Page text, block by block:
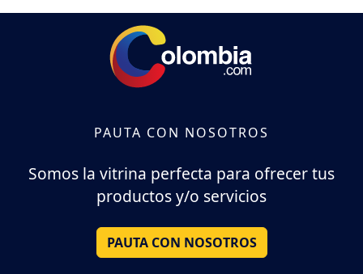
PAUTA CON NOSOTROS
Somos la vitrina perfecta para ofrecer tus
productos y/o servicios
PAUTA CON NOSOTROS